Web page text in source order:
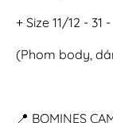
+ Size 11/12 - 31
(Phom body,
📍 BOMINES